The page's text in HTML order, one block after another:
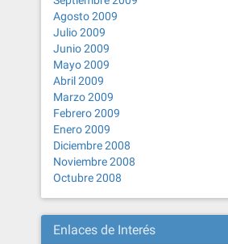
Agosto 2009
Julio 2009
Junio 2009
Mayo 2009
Abril 2009
Marzo 2009
Febrero 2009
Enero 2009
Diciembre 2008
Noviembre 2008
Octubre 2008
Enlaces de Interés